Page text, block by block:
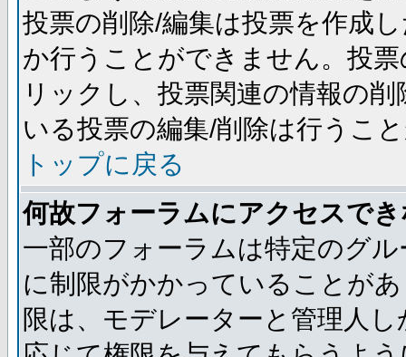
投票の削除/編集は投票を作成
か行うことができません。投
リックし、投票関連の情報の
いる投票の編集/削除は行うこ
トップに戻る
何故フォーラムにアクセスで
一部のフォーラムは特定のグ
に制限がかかっていることが
限は、モデレーターと管理人